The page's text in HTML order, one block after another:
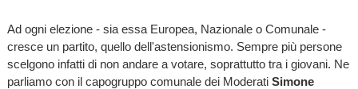
Ad ogni elezione - sia essa Europea, Nazionale o Comunale -
cresce un partito, quello dell'astensionismo. Sempre più persone
scelgono infatti di non andare a votare, soprattutto tra i giovani. Ne
parliamo con il capogruppo comunale dei ModeratiSimone